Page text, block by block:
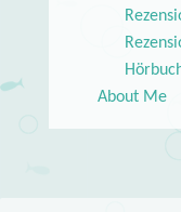
About Me